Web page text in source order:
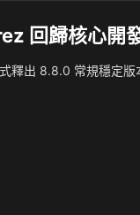
回歸核心開
釋出 8.8.0 常規穩定